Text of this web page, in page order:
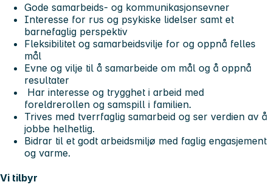
Gode samarbeids- og kommunikasjonsevner
Interesse for rus og psykiske lidelser samt et
barnefaglig perspektiv
Fleksibilitet og samarbeidsvilje for og oppnå felles
mål
Evne og vilje til å samarbeide om mål og å oppnå
resultater
Har interesse og trygghet i arbeid med
foreldrerollen og samspill i familien.
Trives med tverrfaglig samarbeid og ser verdien av å
jobbe helhetlig.
Bidrar til et godt arbeidsmiljø med faglig engasjement
og varme.
Vi tilbyr